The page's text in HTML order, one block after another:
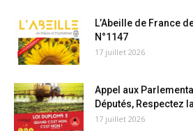
L’Abeille de France
N°1147
17 juillet 2026
Appel aux
Députés, Respectez
17 juillet 2026